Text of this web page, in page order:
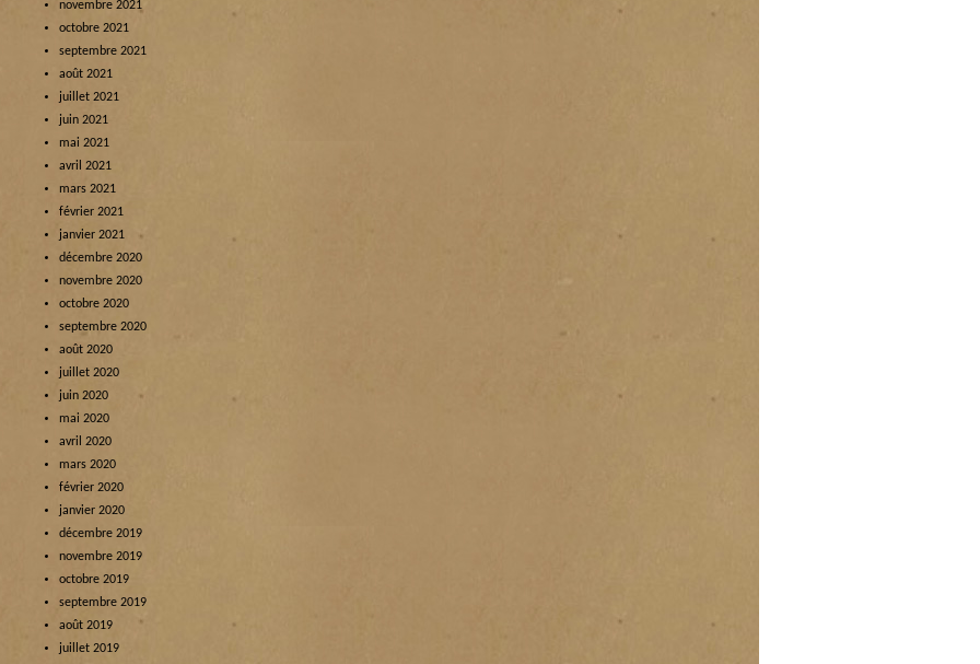
novembre 2021
octobre 2021
septembre 2021
août 2021
juillet 2021
juin 2021
mai 2021
avril 2021
mars 2021
février 2021
janvier 2021
décembre 2020
novembre 2020
octobre 2020
septembre 2020
août 2020
juillet 2020
juin 2020
mai 2020
avril 2020
mars 2020
février 2020
janvier 2020
décembre 2019
novembre 2019
octobre 2019
septembre 2019
août 2019
juillet 2019